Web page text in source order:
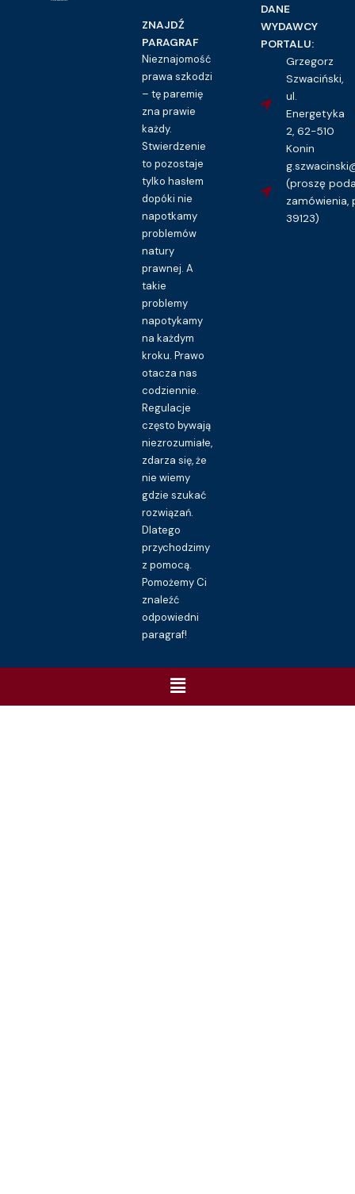
Wyjazd służbowy – wzór polecenia
16.00zł
Kupuję dostęp do wzoru pisma
ZNAJDŹ
PARAGRAF
Nieznajomość
prawa szkodzi
– tę paremię
zna prawie
każdy.
Stwierdzenie
to pozostaje
tylko hasłem
dopóki nie
napotkamy
problemów
natury
prawnej. A
takie
problemy
napotykamy
na każdym
kroku. Prawo
otacza nas
codziennie.
Regulacje
często bywają
niezrozumiałe,
zdarza się, że
nie wiemy
gdzie szukać
rozwiązań.
Dlatego
przychodzimy
z pomocą.
Pomożemy Ci
znaleźć
odpowiedni
paragraf!
DANE
WYDAWCY
PORTALU:
Grzegorz
Szwaciński,
ul.
Energetyka
2, 62-510
Konin
(proszę
zamówienia,
39123)
Menu